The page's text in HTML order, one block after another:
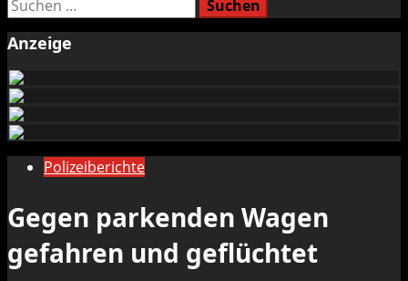
Anzeige
Polizeiberichte
Gegen parkenden Wagen
gefahren und geflüchtet